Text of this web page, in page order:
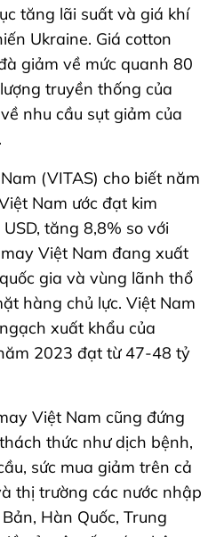
tăng lãi suất và giá khí
Ukraine. Giá cotton
giảm về mức quanh 80
truyền thống của
nhu cầu sụt giảm của
(VITAS) cho biết năm
Nam ước đạt kim
tăng 8,8% so với
Việt Nam đang xuất
gia và vùng lãnh thổ
hàng chủ lực. Việt Nam
xuất khẩu của
2023 đạt từ 47-48 tỷ
Việt Nam cũng đứng
thức như dịch bệnh,
sức mua giảm trên cả
thị trường các nước nhập
Hàn Quốc, Trung